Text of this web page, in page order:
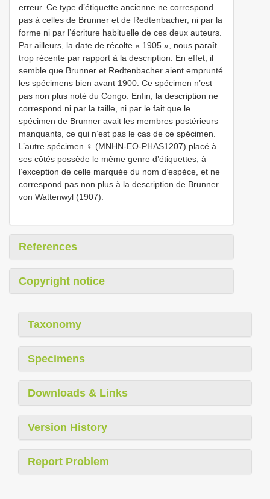
erreur. Ce type d’étiquette ancienne ne correspond
pas à celles de Brunner et de Redtenbacher, ni par la
forme ni par l’écriture habituelle de ces deux auteurs.
Par ailleurs, la date de récolte « 1905 », nous paraît
trop récente par rapport à la description. En effet, il
semble que Brunner et Redtenbacher aient emprunté
les spécimens bien avant 1900. Ce spécimen n’est
pas non plus noté du Congo. Enfin, la description ne
correspond ni par la taille, ni par le fait que le
spécimen de Brunner avait les membres postérieurs
manquants, ce qui n’est pas le cas de ce spécimen.
L’autre spécimen ♀ (MNHN-EO-PHAS1207) placé à
ses côtés possède le même genre d’étiquettes, à
l’exception de celle marquée du nom d’espèce, et ne
correspond pas non plus à la description de Brunner
von Wattenwyl (1907).
References
Copyright notice
Taxonomy
Specimens
Downloads & Links
Version History
Report Problem